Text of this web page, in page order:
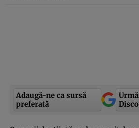
Adaugă-ne ca sursă
preferată